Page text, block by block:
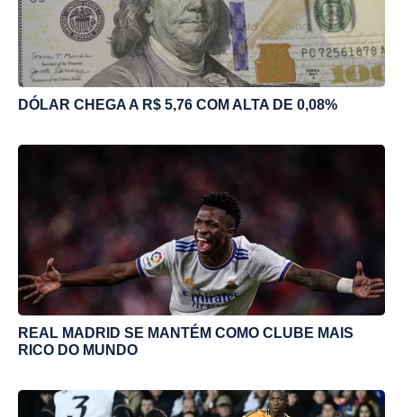
DÓLAR CHEGA A R$ 5,76 COM ALTA DE 0,08%
REAL MADRID SE MANTÉM COMO CLUBE MAIS
RICO DO MUNDO